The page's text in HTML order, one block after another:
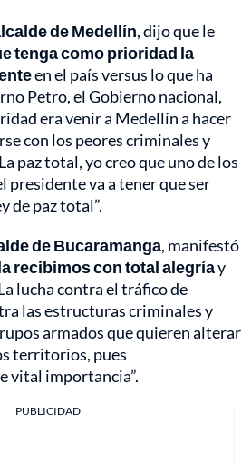
de Medellín, dijo que le
tenga como prioridad la
en el país versus lo que ha
Petro, el Gobierno nacional,
era venir a Medellín a hacer
con los peores criminales y
paz total, yo creo que uno de los
presidente va a tener que ser
de paz total”.
de Bucaramanga, manifestó
recibimos con total alegríay
lucha contra el tráfico de
las estructuras criminales y
armados que quieren alterar
territorios, pues
vital importancia”.
PUBLICIDAD